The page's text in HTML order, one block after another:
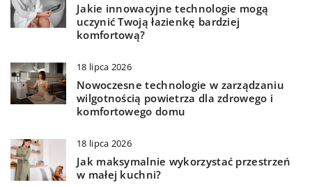
Jakie innowacyjne technologie mogą
uczynić Twoją łazienkę bardziej
komfortową?
18 lipca 2026
Nowoczesne technologie w zarządzaniu
wilgotnością powietrza dla zdrowego i
komfortowego domu
18 lipca 2026
Jak maksymalnie wykorzystać przestrzeń
w małej kuchni?